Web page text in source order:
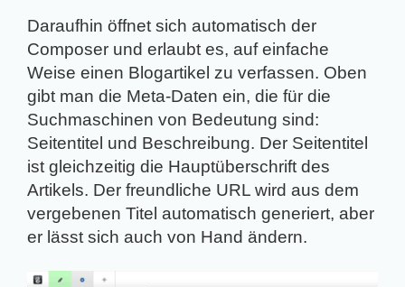
Daraufhin öffnet sich automatisch der
Composer und erlaubt es, auf einfache
Weise einen Blogartikel zu verfassen. Oben
gibt man die Meta-Daten ein, die für die
Suchmaschinen von Bedeutung sind:
Seitentitel und Beschreibung. Der Seitentitel
ist gleichzeitig die Hauptüberschrift des
Artikels. Der freundliche URL wird aus dem
vergebenen Titel automatisch generiert, aber
er lässt sich auch von Hand ändern.